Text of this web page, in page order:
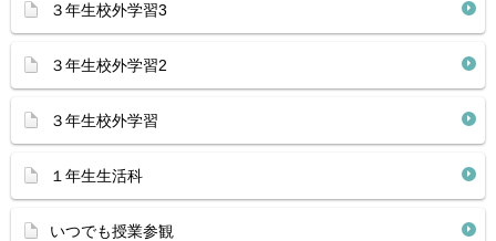
３年生校外学習3
３年生校外学習2
３年生校外学習
１年生生活科
いつでも授業参観